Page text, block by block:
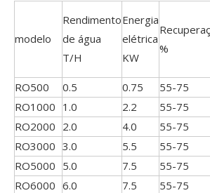
modelo
Rendimento
de água
T/H
Energia
elétrica
KW
%
RO500
0.5 0.75 55-75
RO1000 1.0 2.2 55-75
RO2000 2.0 4.0 55-75
RO3000 3.0 5.5 55-75
RO5000 5.0 7.5 55-75
RO6000 6.0 7.5 55-75